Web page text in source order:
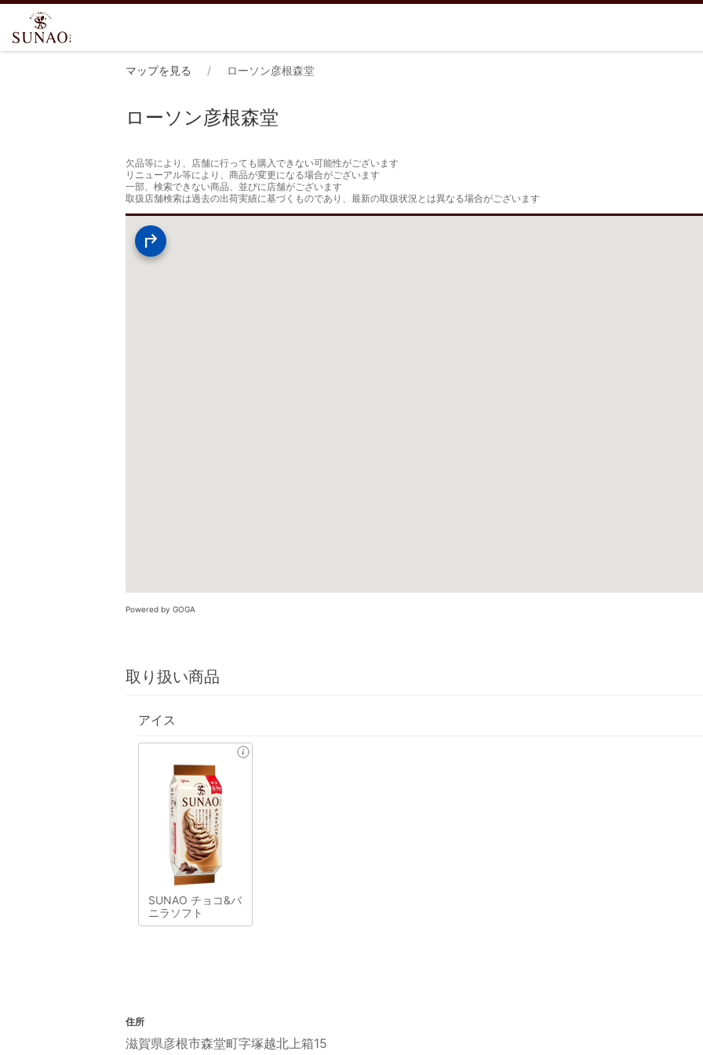
マップを見る ローソン彦根森堂
ローソン彦根森堂
欠品等により、店舗に行っても購入できない可能性がございます
リニューアル等により、商品が変更になる場合がございます
一部、検索できない商品、並びに店舗がございます
取扱店舗検索は過去の出荷実績に基づくものであり、最新の取扱状況とは異なる場合がございます
Powered by GOGA
取り扱い商品
アイス
SUNAO チョコ&バ
ニラソフト
住所
滋賀県彦根市森堂町字塚越北上箱15